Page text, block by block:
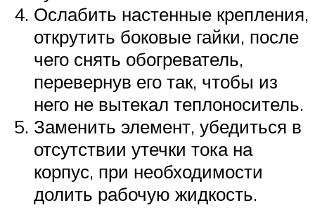
Ослабить настенные крепления,
открутить боковые гайки, после
чего снять обогреватель,
перевернув его так, чтобы из
него не вытекал теплоноситель.
Заменить элемент, убедиться в
отсутствии утечки тока на
корпус, при необходимости
долить рабочую жидкость.